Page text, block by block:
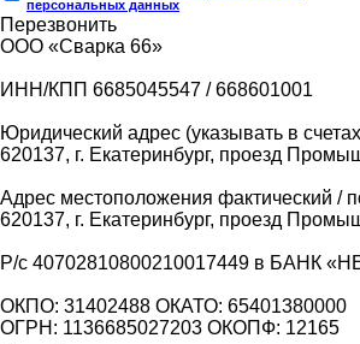
персональных данных
Перезвонить
ООО «Сварка 66»
ИНН/КПП 6685045547 / 668601001
Юридический адрес (указывать в
620137, г. Екатеринбург, проезд
Адрес местоположения фактический /
620137, г. Екатеринбург, проезд
Р/с 40702810800210017449 в БАНК
ОКПО: 31402488 ОКАТО: 65401380000
ОГРН: 1136685027203 ОКОПФ: 12165